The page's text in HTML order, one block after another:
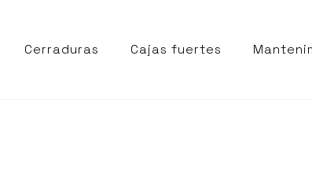
Cerraduras Cajas fuertes